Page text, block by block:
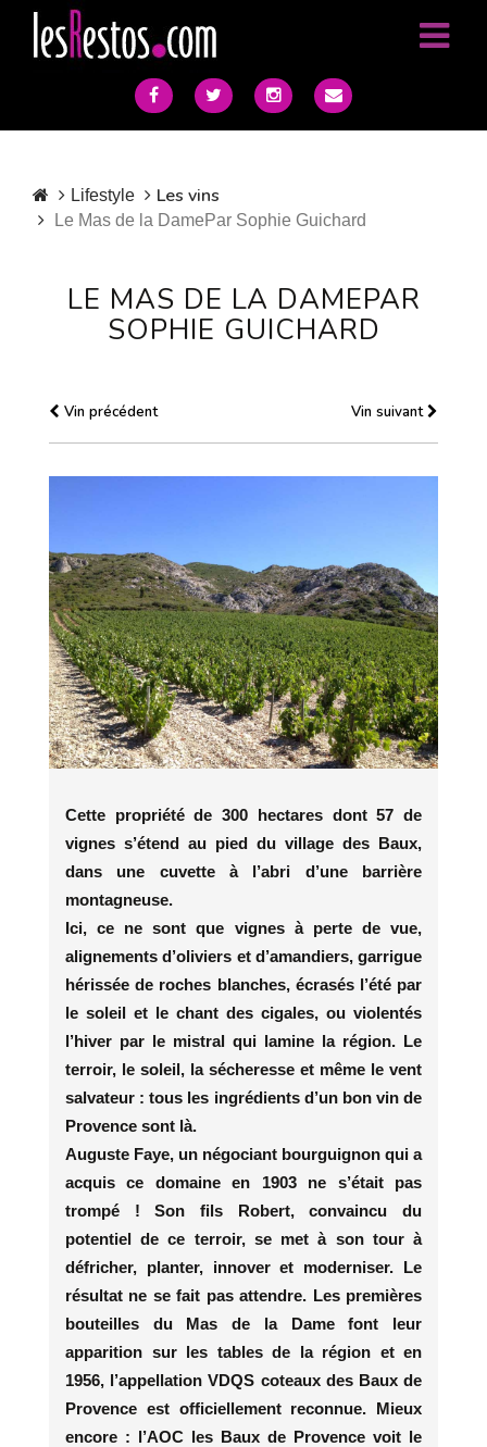
Lifestyle Les vins
Le Mas de la DamePar Sophie Guichard
LE MAS DE LA DAMEPAR
SOPHIE GUICHARD
Vin précédent Vin suivant
Cette propriété de 300 hectares dont 57 de
vignes s’étend au pied du village des Baux,
dans une cuvette à l’abri d’une barrière
montagneuse.
Ici, ce ne sont que vignes à perte de vue,
alignements d’oliviers et d’amandiers, garrigue
hérissée de roches blanches, écrasés l’été par
le soleil et le chant des cigales, ou violentés
l’hiver par le mistral qui lamine la région. Le
terroir, le soleil, la sécheresse et même le vent
salvateur : tous les ingrédients d’un bon vin de
Provence sont là.
Auguste Faye, un négociant bourguignon qui a
acquis ce domaine en 1903 ne s’était pas
trompé ! Son fils Robert, convaincu du
potentiel de ce terroir, se met à son tour à
défricher, planter, innover et moderniser. Le
résultat ne se fait pas attendre. Les premières
bouteilles du Mas de la Dame font leur
apparition sur les tables de la région et en
1956, l’appellation VDQS coteaux des Baux de
Provence est officiellement reconnue. Mieux
encore : l’AOC les Baux de Provence voit le